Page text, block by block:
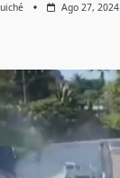
Ago 27, 2024